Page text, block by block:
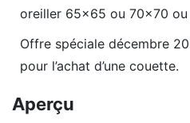
oreiller 65×65 ou 70×70
Offre spéciale décembre
pour l’achat d’une couette.
Aperçu